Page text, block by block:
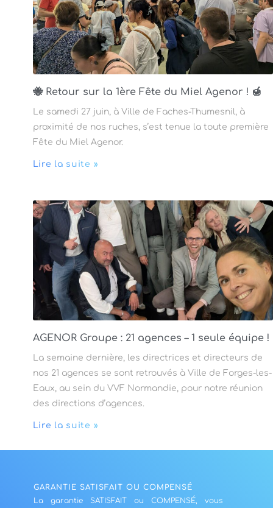
🐝 Retour sur la 1ère Fête du Miel Agenor ! 🍯
Le samedi 27 juin, à Ville de Faches-Thumesnil, à
proximité de nos ruches, s’est tenue la toute première
Fête du Miel Agenor.
Lire la suite »
AGENOR Groupe : 21 agences – 1 seule équipe !
La semaine dernière, les directrices et directeurs de
nos 21 agences se sont retrouvés à Ville de Forges-les-
Eaux, au sein du VVF Normandie, pour notre réunion
des directions d’agences.
Lire la suite »
GARANTIE SATISFAIT OU COMPENSÉ
La garantie SATISFAIT ou COMPENSÉ, vous